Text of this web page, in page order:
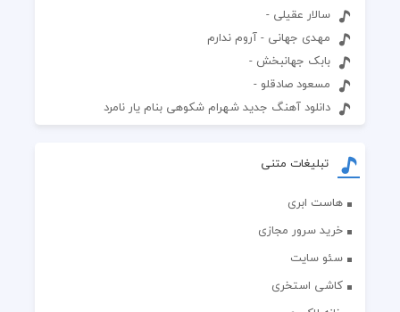
سالار عقیلی -
مهدی جهانی - آروم ندارم
بابک جهانبخش -
مسعود صادقلو -
دانلود آهنگ جدید شهرام شکوهی بنام یار نامرد
تبلیغات متنی
هاست ابری
خرید سرور مجازی
سئو سایت
کاشی استخری